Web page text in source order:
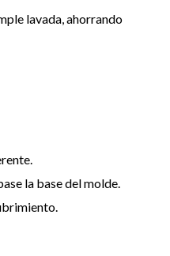
lavada, ahorrando
la base del molde.